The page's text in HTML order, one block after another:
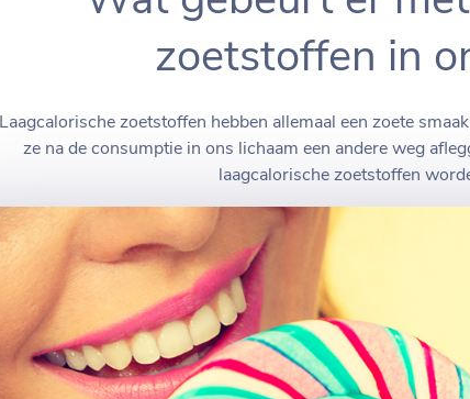
zoetstoffen in
Laagcalorische zoetstoffen hebben allemaal een zoete
ze na de consumptie in ons lichaam een andere weg
laagcalorische zoetstoffen